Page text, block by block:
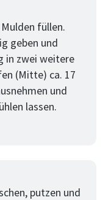
füllen.
geben und
in zwei weitere
(Mitte) ca. 17
und
lassen.
putzen und